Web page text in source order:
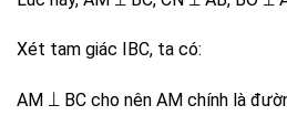
Xét tam giác IBC, ta có:
AM ⟘ BC cho nên AM chính là